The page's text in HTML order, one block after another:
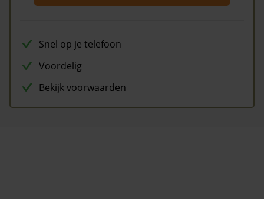
Snel op je telefoon
Voordelig
Bekijk voorwaarden